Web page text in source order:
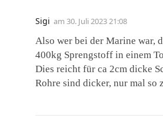
Sigi am 30. Juli 2023 21:08
Also wer bei der Marine war,
400kg Sprengstoff in einem
Dies reicht für ca 2cm dicke
Rohre sind dicker, nur mal so